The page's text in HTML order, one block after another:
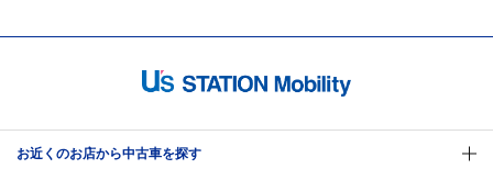
お近くのお店から中古車を探す